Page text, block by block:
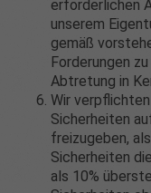
erforderlichen
unserem
gemäß
Forderungen
Abtretung in
Wir
Sicherheiten
freizugeben,
Sicherheiten
als 10%